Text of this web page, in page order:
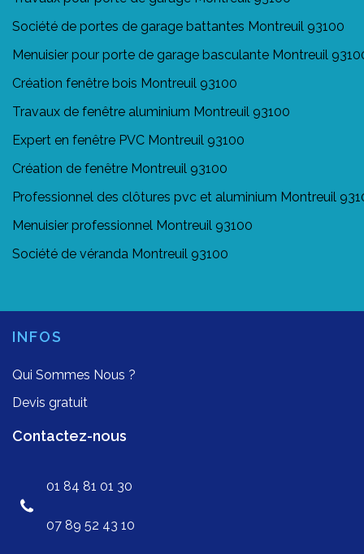
Société de portes de garage battantes Montreuil 93100
Menuisier pour porte de garage basculante Montreuil
Création fenêtre bois Montreuil 93100
Travaux de fenêtre aluminium Montreuil 93100
Expert en fenêtre PVC Montreuil 93100
Création de fenêtre Montreuil 93100
Professionnel des clôtures pvc et aluminium Montreuil
Menuisier professionnel Montreuil 93100
Société de véranda Montreuil 93100
INFOS
Qui Sommes Nous ?
Devis gratuit
Contactez-nous
01 84 81 01 30
07 89 52 43 10